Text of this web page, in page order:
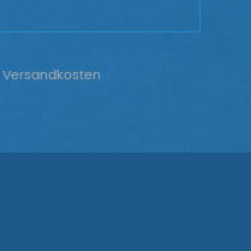
Versandkosten